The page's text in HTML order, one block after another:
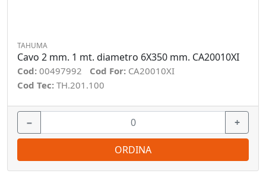
TAHUMA
Cavo 2 mm. 1 mt. diametro 6X350 mm. CA20010XI
Cod: 00497992 Cod For: CA20010XI
Cod Tec: TH.201.100
− +
ORDINA